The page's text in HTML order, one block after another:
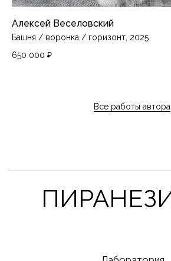
Алексей Веселовский
Башня / воронка / горизонт, 2025
650 000 ₽
Все работы автора